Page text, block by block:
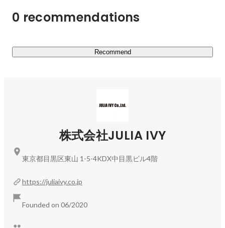
●2025年、ついに生まれたプライベートブランド『HBL
2025年1月、念願のPBブランド「HBL BEAUTY」をロー
ンチ。
「小さな眉が生む、大きな力。」
HBL BEAUTYは、“自眉を美眉にする”新時代のアイブロウ
ブランドとして、多くの人の人生に寄り添っています。
「どんな眉が似合うか分からない」「朝のメイクが決まら
そんな声に寄り添い、眉の悩みを希望に変えるプロダクト
0 recommendations
Recommend
株式会社JULIA IVY
https://juliaivy.co.jp
Founded on 06/2020
東京都目黒区東山 1-5-4KDX中目黒ビル4階